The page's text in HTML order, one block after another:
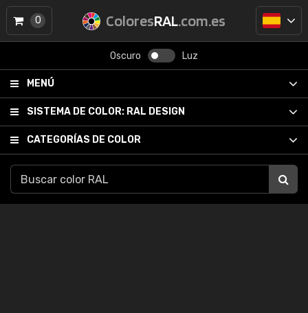
ColoresRAL.com.es
Oscuro Luz
MENÚ
SISTEMA DE COLOR: RAL DESIGN
CATEGORÍAS DE COLOR
0